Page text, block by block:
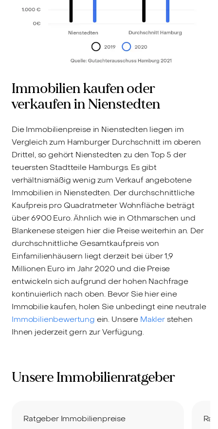
Immobilien kaufen oder
verkaufen in Nienstedten
Die Immobilienpreise in Nienstedten liegen im
Vergleich zum Hamburger Durchschnitt im oberen
Drittel, so gehört Nienstedten zu den Top 5 der
teuersten Stadtteile Hamburgs. Es gibt
verhältnismäßig wenig zum Verkauf angebotene
Immobilien in Nienstedten. Der durchschnittliche
Kaufpreis pro Quadratmeter Wohnfläche beträgt
über 6900 Euro. Ähnlich wie in Othmarschen und
Blankenese steigen hier die Preise weiterhin an. Der
durchschnittliche Gesamtkaufpreis von
Einfamilienhäusern liegt derzeit bei über 1,9
Millionen Euro im Jahr 2020 und die Preise
entwickeln sich aufgrund der hohen Nachfrage
kontinuierlich nach oben. Bevor Sie hier eine
Immobilie kaufen, holen Sie unbedingt eine neutrale
Immobilienbewertung ein. Unsere Maklerstehen
Ihnen jederzeit gern zur Verfügung.
Unsere Immobilienratgeber
Ratgeber Immobilienpreise